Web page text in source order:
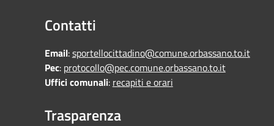
Contatti
Email:sportellocittadino@comune.orbassano.to.it
Pec: protocollo@pec.comune.orbassano.to.it
Uffici comunali: recapiti e orari
Trasparenza